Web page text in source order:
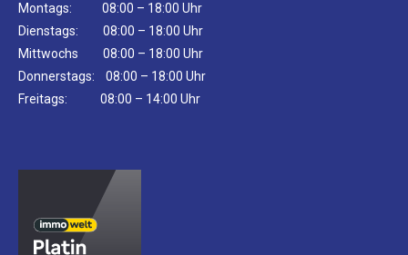
Montags: 08:00 – 18:00 Uhr
Dienstags: 08:00 – 18:00 Uhr
Mittwochs 08:00 – 18:00 Uhr
Donnerstags: 08:00 – 18:00 Uhr
Freitags: 08:00 – 14:00 Uhr